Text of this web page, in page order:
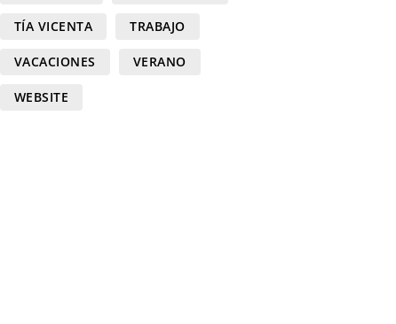
TÍA VICENTA TRABAJO
VACACIONES VERANO
WEBSITE